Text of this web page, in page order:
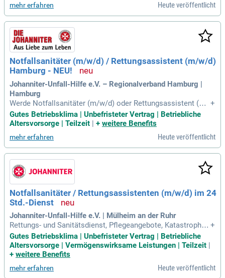
Jahr. Ein erfolgreicher Abschluss als Notfallsanitäter oder R
ettungsassistent sowie ein Führerschein der Klasse C1 sind
erforderlich. Neben einem attraktiven Monatsgehalt erwarte
n Sie 30 Urlaubstage, eine betriebliche Altersvorsorge und G
esundheitsmanagement. Weitere Vorteile sind Fahrrad-Leas
ing, persönliche Zulagen für Kinder, Freistellungen und zahlr
eiche Weiterbildungsmöglichkeiten. Genießen Sie auch Ver
günstigungen im öffentlichen Nahverkehr sowie zusätzliche
freie Tage an Heiligabend und Silvester.
mehr erfahren Heute veröffentlicht
Notfallsanitäter (m/w/d) / Rettungsassistent (m/w/d)
Hamburg - NEU!
Johanniter-Unfall-Hilfe e.V. – Regionalverband Hamburg |
Hamburg
Werde Notfallsanitäter (m/w/d) oder Rettungsassistent (m/
w/d) in Hamburg und sichere dir eine Starterprämie von 300
0 €. Du erhältst ein garantiertes Wohnungsangebot, wenn du
von außerhalb zuziehst. Wir bieten unbefristete Voll- oder T
eilzeitstellen, ein attraktives Gehalt und zahlreiche Benefits.
Dazu gehören ein 13. Monatsgehalt, 30 Urlaubstage und umf
assende Fort- und Weiterbildungen. Du besetzt Rettungswag
en, Notarzteinsatzfahrzeuge und Krankentransportwagen an
unseren Hamburger Standorten. Starte deine Karriere bei un
s und profitiere von einem großartigen Team und vielen Mita
rbeitervorteilen!
+
Gutes Betriebsklima | Unbefristeter Vertrag | Betriebliche
Altersvorsorge | Teilzeit | + weitere Benefits
mehr erfahren Heute veröffentlicht
Notfallsanitäter / Rettungsassistenten (m/w/d) im 24
Std.-Dienst
Johanniter-Unfall-Hilfe e.V. | Mülheim an der Ruhr
Rettungs- und Sanitätsdienst, Pflegeangebote, Katastrophen
schutz, soziale Dienste sowie die Arbeit mit Kindern und Ju
gendlichen. Weitere Informationen zu Einstiegsmöglichkeit
en, Perspektiven und wie wir arbeiten: Johanniter.de/karrier
+
Gutes Betriebsklima | Unbefristeter Vertrag | Betriebliche
Altersvorsorge | Vermögenswirksame Leistungen | Teilzeit |
+ weitere Benefits
mehr erfahren Heute veröffentlicht